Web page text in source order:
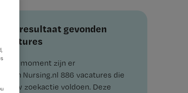
Zoekresultaat gevonden
vacatures
dit moment zijn er
binnen Nursing.nl 886 vacatures die
uw zoekactie voldoen. Deze